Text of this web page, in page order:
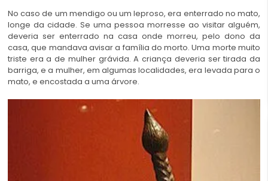
No caso de um mendigo ou um leproso, era enterrado no mato,
longe da cidade. Se uma pessoa morresse ao visitar alguém,
deveria ser enterrado na casa onde morreu, pelo dono da
casa, que mandava avisar a família do morto. Uma morte muito
triste era a de mulher grávida. A criança deveria ser tirada da
barriga, e a mulher, em algumas localidades, era levada para o
mato, e encostada a uma árvore.